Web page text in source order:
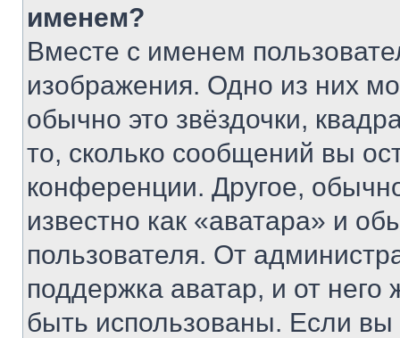
именем?
Вместе с именем
изображения. Одно из них
обычно это звёздочки,
то, сколько сообщений вы
конференции. Другое,
известно как «аватара» и
пользователя. От
поддержка аватар, и от него
быть использованы. Если